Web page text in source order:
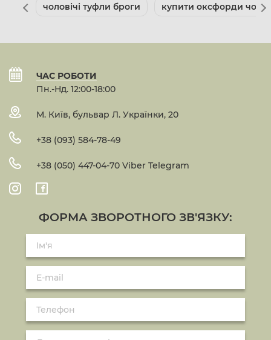
чоловічі туфли броги купити оксфорди
ЧАС РОБОТИ
Пн.-Нд. 12:00-18:00
М. Київ, бульвар Л. Українки, 20
+38 (093) 584-78-49
+38 (050) 447-04-70 Viber Telegram
ФОРМА ЗВОРОТНОГО ЗВ'ЯЗКУ: